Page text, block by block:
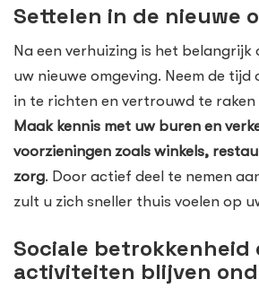
Settelen in de nieuwe
Na een verhuizing is het belangrijk
uw nieuwe omgeving. Neem de tijd
in te richten en vertrouwd te
Maak kennis met uw buren en
voorzieningen zoals winkels,
zorg. Door actief deel te nemen
zult u zich sneller thuis voelen op
Sociale betrokkenheid
activiteiten blijven